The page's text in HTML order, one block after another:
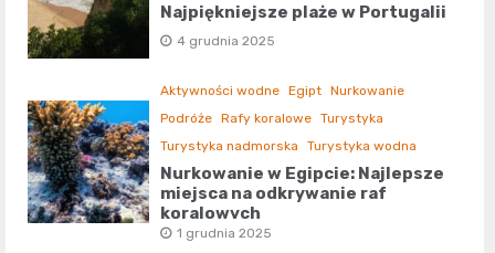
Najpiękniejsze plaże w Portugalii
4 grudnia 2025
Aktywności wodne Egipt Nurkowanie
Podróże Rafy koralowe Turystyka
Turystyka nadmorska
Turystyka wodna
Nurkowanie w Egipcie: Najlepsze
miejsca na odkrywanie raf
koralowych
1 grudnia 2025